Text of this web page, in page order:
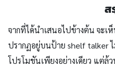
ส
จากที่ได้นำเสนอไปข้างต้น จะเ
ปรากฏอยู่บนป้าย shelf talker
โปรโมชันเพียงอย่างเดียว แต่ล้